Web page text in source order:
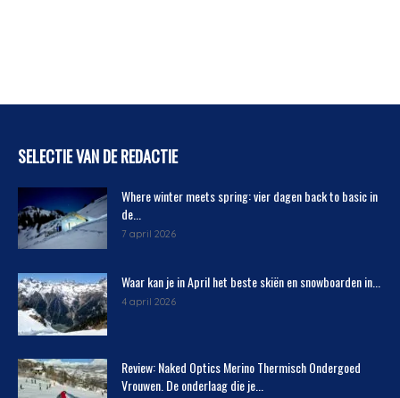
SELECTIE VAN DE REDACTIE
Where winter meets spring: vier dagen back to basic in
de...
7 april 2026
Waar kan je in April het beste skiën en snowboarden in...
4 april 2026
Review: Naked Optics Merino Thermisch Ondergoed
Vrouwen. De onderlaag die je...